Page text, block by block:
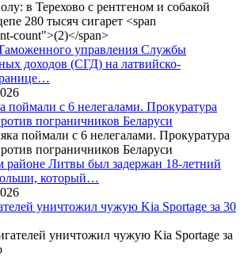
управления Службы
доходов (СГД) на латвийско-
поймали с 6 нелегалами. Прокуратура
пограничников Беларуси
районе Литвы был задержан 18-летний
который…
уничтожил чужую Kia Sportage за 30